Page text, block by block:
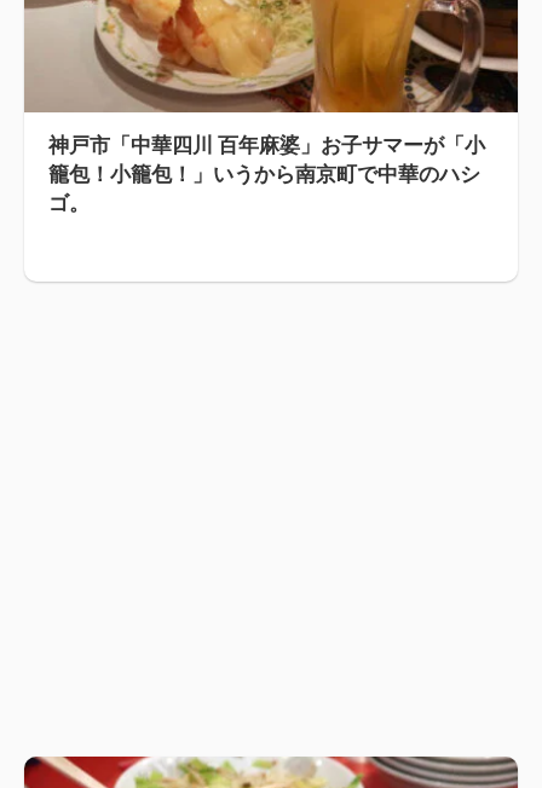
神戸市「中華四川 百年麻婆」お子サマーが「小
籠包！小籠包！」いうから南京町で中華のハシ
ゴ。